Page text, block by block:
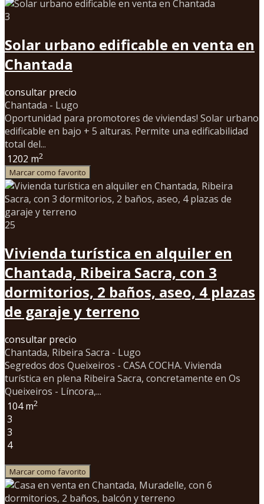
3
Solar urbano edificable en venta en
Chantada
consultar precio
Chantada - Lugo
Oportunidad para promotores de viviendas! Solar urbano
edificable en bajo + 5 alturas. Permite una edificabilidad
total del...
1202 m2
Marcar como favorito
25
Vivienda turística en alquiler en
Chantada, Ribeira Sacra, con 3
dormitorios, 2 baños, aseo, 4 plazas
de garaje y terreno
consultar precio
Chantada, Ribeira Sacra - Lugo
Segredos dos Queixeiros - CASA COCHA. Vivienda
turística en plena Ribeira Sacra, concretamente en Os
Queixeiros - Líncora,...
104 m2
3
3
4
Marcar como favorito